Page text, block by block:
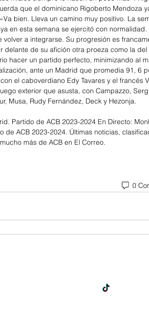
que el dominicano Rigoberto Mendoza
bien. Lleva un camino muy positivo. La
en esta semana se ejercitó con normalidad.
a integrarse. Su progresión es
delante de su afición otra proeza como la del
hacer un partido perfecto, minimizando al
ante un Madrid que promedia 91, 6
el caboverdiano Edy Tavares y el francés
exterior que asusta, con Campazzo,
Musa, Rudy Fernández, Deck y Hezonja.
Partido de ACB 2023-2024 En Directo:
de ACB 2023-2024. Últimas noticias,
más de ACB en El Correo.
0